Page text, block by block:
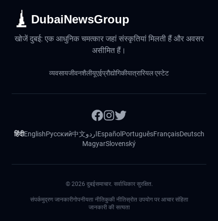
DubaiNewsGroup
खोजें दुबई: एक आधुनिक चमत्कार जहां संस्कृतियां मिलती हैं और अवसर
असीमित हैं।
व्यवसायजीवनशैलीयूएईप्रौद्योगिकीयात्रारियल एस्टेट
हिंदीEnglishРусский中文اردوEspañol PortuguêsFrançaisDeutsch
MagyarSlovenský
© 2026 दुबईसमाचार. सर्वाधिकार सुरक्षित.
संपर्कमुद्रण जानकारीगोपनीयता नीतिकुकी नीतिस्रोत उपयोग पर आचार संहिता
जानकारी की सत्यता